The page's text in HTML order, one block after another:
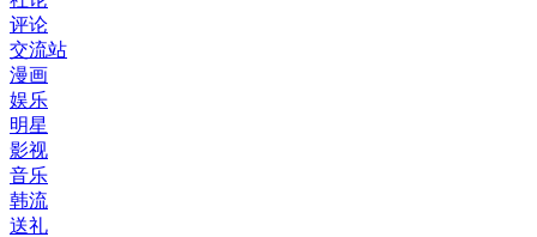
评论
交流站
漫画
娱乐
明星
影视
音乐
韩流
送礼